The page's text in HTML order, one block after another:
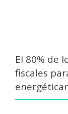
El 80% de
fiscales